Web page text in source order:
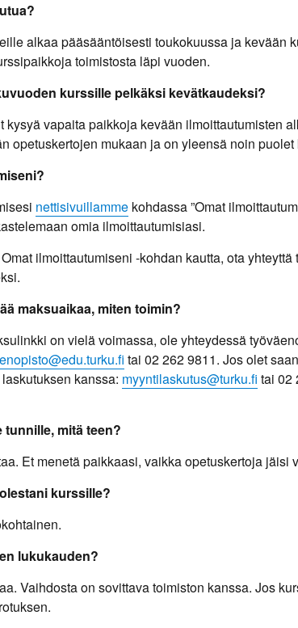
alkaa pääsääntöisesti toukokuussa ja kevään
toimistosta läpi vuoden.
kurssille pelkäksi kevätkaudeksi?
kysyä vapaita paikkoja kevään ilmoittautumisten
opetuskertojen mukaan ja on yleensä noin
nettisivuillammekohdassa ”Omat
omia ilmoittautumisiasi.
ilmoittautumiseni -kohdan kautta, ota yhteyttä
maksuaikaa, miten toimin?
on vielä voimassa, ole yhteydessä
tai 02 262 9811. Jos olet
kanssa: myyntilaskutus@turku.fi tai 02
mitä teen?
Et menetä paikkaasi, vaikka opetuskertoja jäisi
kurssille?
lukukauden?
Vaihdosta on sovittava toimiston kanssa. Jos